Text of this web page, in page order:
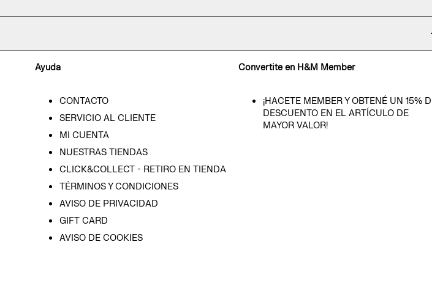
Ayuda
CONTACTO
SERVICIO AL CLIENTE
MI CUENTA
NUESTRAS TIENDAS
CLICK&COLLECT - RETIRO EN TIENDA
TÉRMINOS Y CONDICIONES
AVISO DE PRIVACIDAD
GIFT CARD
AVISO DE COOKIES
Convertite en H&M Member
¡HACETE MEMBER Y OBTENÉ UN 15%
DESCUENTO EN EL ARTÍCULO DE
MAYOR VALOR!